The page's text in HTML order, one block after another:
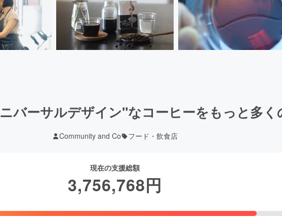
バーサルデザイン"なコーヒーをもっと多く
Community and Co フード・飲食店
現在の支援総額
3,756,768円